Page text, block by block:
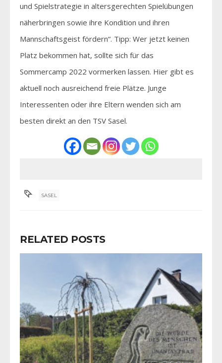
und Spielstrategie in altersgerechten Spielübungen
näherbringen sowie ihre Kondition und ihren
Mannschaftsgeist fördern“. Tipp: Wer jetzt keinen
Platz bekommen hat, sollte sich für das
Sommercamp 2022 vormerken lassen. Hier gibt es
aktuell noch ausreichend freie Plätze. Junge
Interessenten oder ihre Eltern wenden sich am
besten direkt an den TSV Sasel.
SASEL
RELATED POSTS